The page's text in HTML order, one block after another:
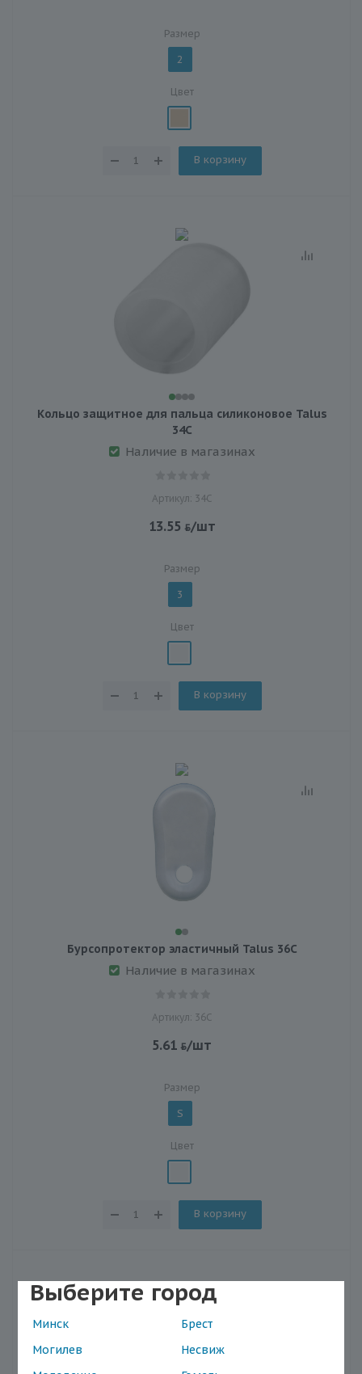
Выберите город
Минск
Брест
Могилев
Несвиж
Размер
2
Цвет
В корзину
Кольцо защитное для пальца силиконовое Talus
34С
Наличие в магазинах
Артикул: 34С
13.55 /шт
Размер
3
Цвет
В корзину
Бурсопротектор эластичный Talus 36С
Наличие в магазинах
Артикул: 36С
5.61 /шт
Размер
S
Цвет
В корзину